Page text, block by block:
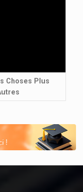
Choses Plus